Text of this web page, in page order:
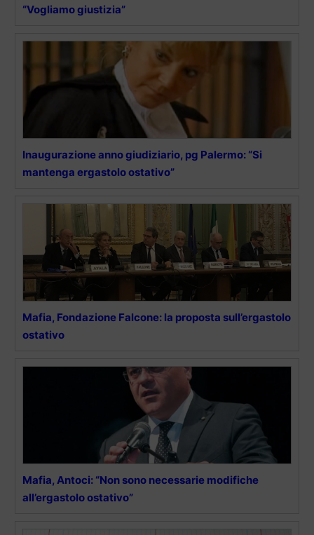
“Vogliamo giustizia”
Inaugurazione anno giudiziario, pg Palermo: “Si
mantenga ergastolo ostativo”
Mafia, Fondazione Falcone: la proposta sull’ergastolo
ostativo
Mafia, Antoci: “Non sono necessarie modifiche
all’ergastolo ostativo”